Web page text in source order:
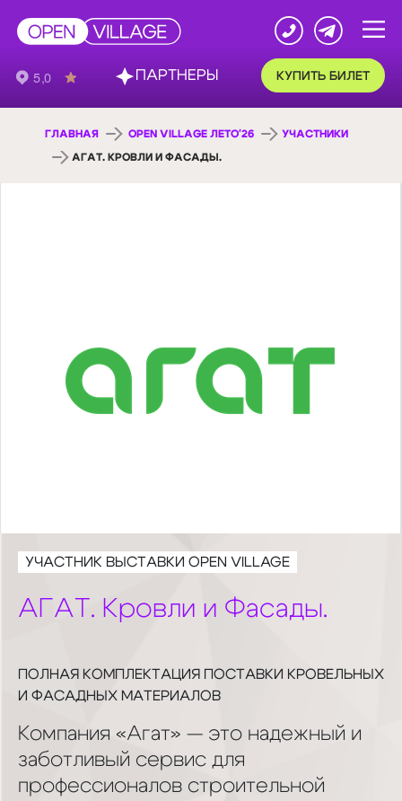
КУПИТЬ БИЛЕТ
ГЛАВНАЯ OPEN VILLAGE ЛЕТО'26 УЧАСТНИКИ
АГАТ. КРОВЛИ И ФАСАДЫ.
УЧАСТНИК ВЫСТАВКИ OPEN VILLAGE
АГАТ. Кровли и Фасады.
ПОЛНАЯ КОМПЛЕКТАЦИЯ ПОСТАВКИ КРОВЕЛЬНЫХ
И ФАСАДНЫХ МАТЕРИАЛОВ
Компания «Агат» — это надежный и
заботливый сервис для
профессионалов строительной